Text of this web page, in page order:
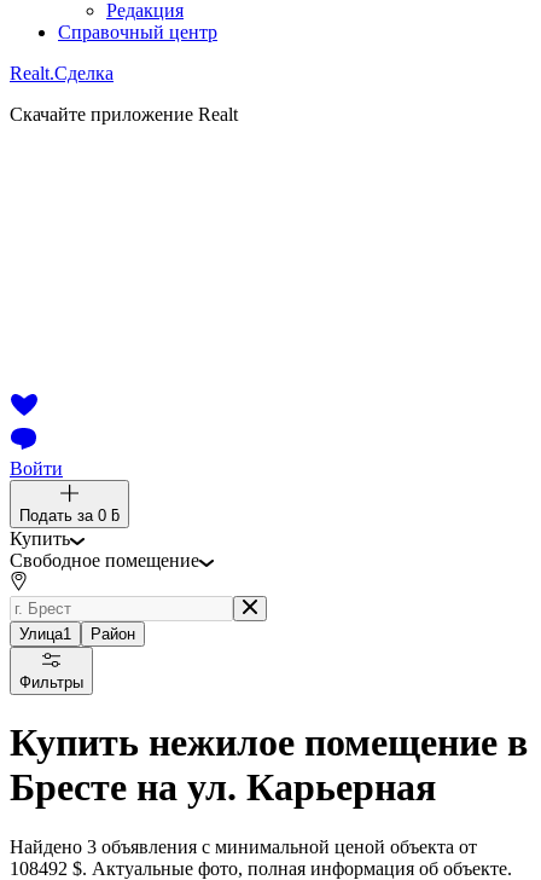
Редакция
Справочный центр
Realt.Сделка
Скачайте приложение Realt
Войти
Подать за 0 ƃ
Купить
Свободное помещение
Улица1 Район
Фильтры
Купить нежилое помещение в
Бресте на ул. Карьерная
Найдено 3 объявления с минимальной ценой объекта от
108492 $. Актуальные фото, полная информация об объекте.